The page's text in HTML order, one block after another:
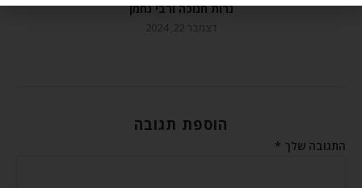
נרות חנוכה ורבי נחמן
דצמבר 22, 2024
הוספת תגובה
התגובה שלך *